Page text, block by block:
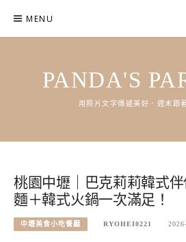
content
MENU
PANDA'S
用照片文字傳遞美好．週末跟
桃園中壢｜巴克莉莉韓式
麵＋韓式火鍋一次滿足！
中壢美食小吃餐廳 RYOHEI0221